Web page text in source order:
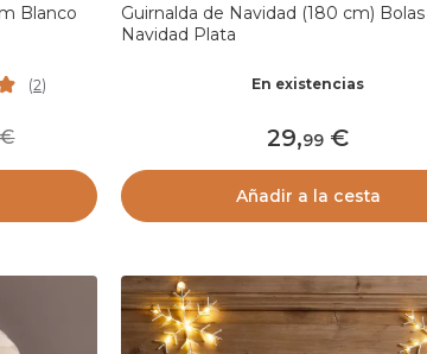
Blanco
(2)
Guirnalda de Navidad (180 cm)
Navidad Plata
En existencias
29,99
Añadir a la cesta